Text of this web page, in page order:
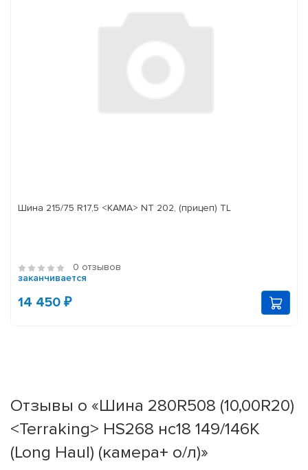
Шина 215/75 R17,5 <КАМА> NT 202, (прицеп) TL
0 отзывов
заканчивается
14 450 ₽
Отзывы о «Шина 280R508 (10,00R20)
<Terraking> HS268 нс18 149/146K
(Long Haul) (камера+ о/л)»